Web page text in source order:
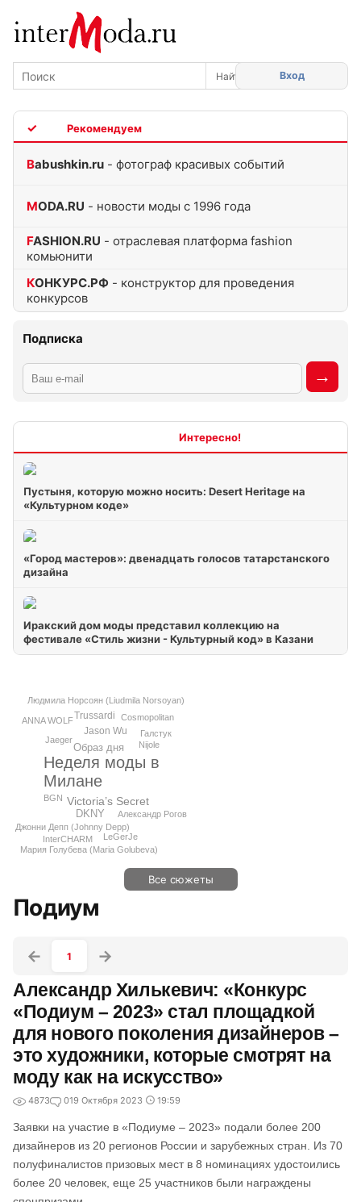
Вход
Babushkin.ru - фотограф красивых событий
MODA.RU - новости моды с 1996 года
FASHION.RU - отраслевая платформа fashion
комьюнити
КОНКУРС.РФ - конструктор для проведения
конкурсов
Подписка
Пустыня, которую можно носить: Desert Heritage на
«Культурном коде»
«Город мастеров»: двенадцать голосов татарстанского
дизайна
Иракский дом моды представил коллекцию на
фестивале «Стиль жизни - Культурный код» в Казани
Неделя моды в
Милане
Victoria’s Secret
Образ дня
DKNY
Jason Wu
Trussardi
Джонни Депп (Johnny Depp)
Людмила Норсоян (Liudmila Norsoyan)
Галстук
Александр Рогов
Cosmopolitan
Jaeger
BGN
InterCHARM
Nijole
ANNA WOLF
LeGerJe
Мария Голубева (Maria Golubeva)
Все сюжеты
Подиум
1
Александр Хилькевич: «Конкурс
«Подиум – 2023» стал площадкой
для нового поколения дизайнеров –
это художники, которые смотрят на
моду как на искусство»
4873 019 Октября 2023 19:59
Заявки на участие в «Подиуме – 2023» подали более 200
дизайнеров из 20 регионов России и зарубежных стран. Из 70
полуфиналистов призовых мест в 8 номинациях удостоились
более 20 человек, еще 25 участников были награждены